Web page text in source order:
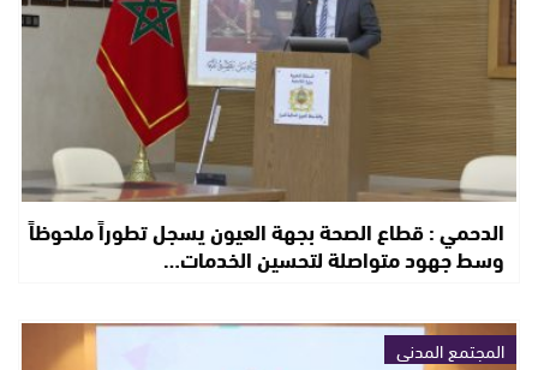
الدحمي : قطاع الصحة بجهة العيون يسجل تطوراً ملحوظاً
وسط جهود متواصلة لتحسين الخدمات…
المجتمع المدني